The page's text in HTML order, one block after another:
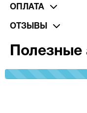
ОПЛАТА
ОТЗЫВЫ